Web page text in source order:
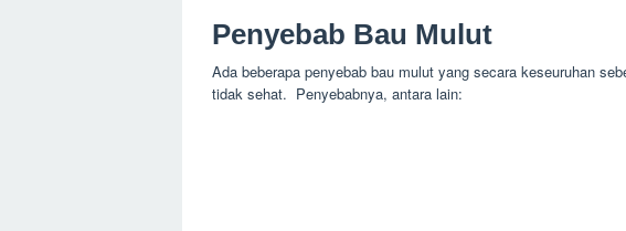
Penyebab Bau Mulut
Ada beberapa penyebab bau mulut yang secara keseuruhan
tidak sehat. Penyebabnya, antara lain: